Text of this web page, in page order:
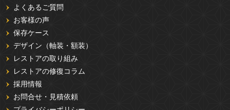
よくあるご質問
お客様の声
保存ケース
デザイン（軸装・額装）
レストアの取り組み
レストアの修復コラム
採用情報
お問合せ・見積依頼